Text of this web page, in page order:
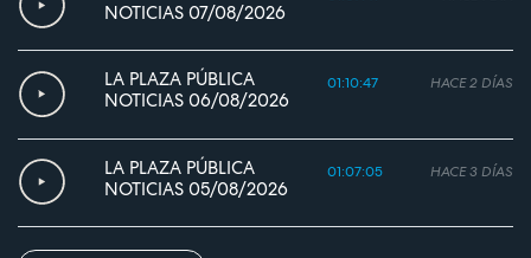
NOTICIAS 07/08/2026
LA PLAZA PÚBLICA
NOTICIAS 06/08/2026
01:10:47 HACE 2 DÍAS
LA PLAZA PÚBLICA
NOTICIAS 05/08/2026
01:07:05 HACE 3 DÍAS